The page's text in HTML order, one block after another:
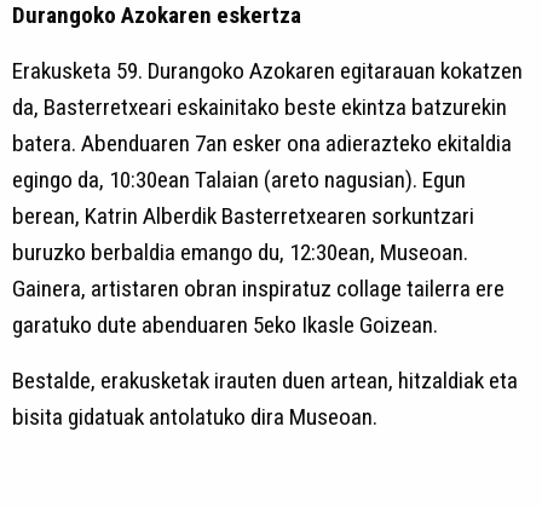
Durangoko Azokaren eskertza
Erakusketa 59. Durangoko Azokaren egitarauan kokatzen
da, Basterretxeari eskainitako beste ekintza batzurekin
batera. Abenduaren 7an esker ona adierazteko ekitaldia
egingo da, 10:30ean Talaian (areto nagusian). Egun
berean, Katrin Alberdik Basterretxearen sorkuntzari
buruzko berbaldia emango du, 12:30ean, Museoan.
Gainera, artistaren obran inspiratuz collage tailerra ere
garatuko dute abenduaren 5eko Ikasle Goizean.
Bestalde, erakusketak irauten duen artean, hitzaldiak eta
bisita gidatuak antolatuko dira Museoan.